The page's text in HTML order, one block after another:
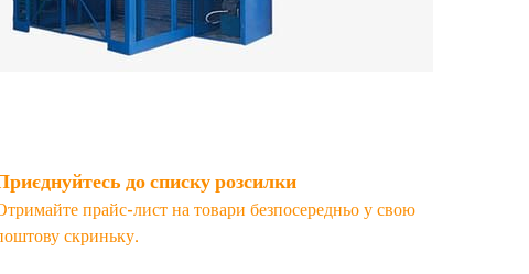
до списку розсилки
прайс-лист на товари безпосередньо у свою
скриньку.